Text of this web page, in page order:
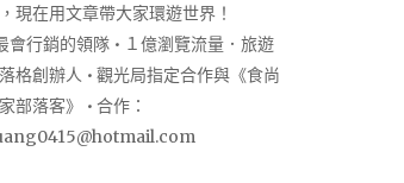
現在用文章帶大家環遊世界！
會行銷的領隊 • １億瀏覽流量．旅遊
格創辦人 • 觀光局指定合作與《食尚
部落客》 • 合作：